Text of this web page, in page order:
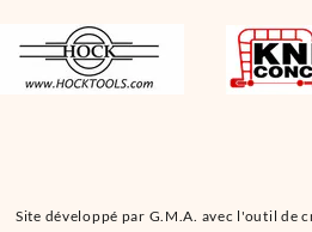
Site développé par G.M.A. avec l'outil de